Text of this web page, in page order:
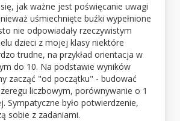
jak ważne jest poświęcanie uwagi
uśmiechnięte buźki wypełnione
nie odpowiadały rzeczywistym
dzieci z mojej klasy niektóre
trudne, na przykład orientacja w
do 10. Na podstawie wyników
zacząć "od początku" - budować
liczbowym, porównywanie o 1
Sympatyczne było potwierdzenie,
sobie z zadaniami.